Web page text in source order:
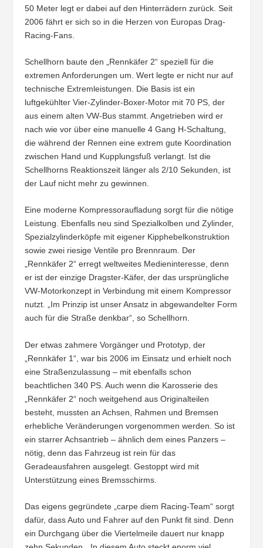
50 Meter legt er dabei auf den Hinterrädern zurück. Seit
2006 fährt er sich so in die Herzen von Europas Drag-
Racing-Fans.
Schellhorn baute den „Rennkäfer 2“ speziell für die
extremen Anforderungen um. Wert legte er nicht nur auf
technische Extremleistungen. Die Basis ist ein
luftgekühlter Vier-Zylinder-Boxer-Motor mit 70 PS, der
aus einem alten VW-Bus stammt. Angetrieben wird er
nach wie vor über eine manuelle 4 Gang H-Schaltung,
die während der Rennen eine extrem gute Koordination
zwischen Hand und Kupplungsfuß verlangt. Ist die
Schellhorns Reaktionszeit länger als 2/10 Sekunden, ist
der Lauf nicht mehr zu gewinnen.
Eine moderne Kompressoraufladung sorgt für die nötige
Leistung. Ebenfalls neu sind Spezialkolben und Zylinder,
Spezialzylinderköpfe mit eigener Kipphebelkonstruktion
sowie zwei riesige Ventile pro Brennraum. Der
„Rennkäfer 2“ erregt weltweites Medieninteresse, denn
er ist der einzige Dragster-Käfer, der das ursprüngliche
VW-Motorkonzept in Verbindung mit einem Kompressor
nutzt. „Im Prinzip ist unser Ansatz in abgewandelter Form
auch für die Straße denkbar“, so Schellhorn.
Der etwas zahmere Vorgänger und Prototyp, der
„Rennkäfer 1“, war bis 2006 im Einsatz und erhielt noch
eine Straßenzulassung – mit ebenfalls schon
beachtlichen 340 PS. Auch wenn die Karosserie des
„Rennkäfer 2“ noch weitgehend aus Originalteilen
besteht, mussten an Achsen, Rahmen und Bremsen
erhebliche Veränderungen vorgenommen werden. So ist
ein starrer Achsantrieb – ähnlich dem eines Panzers –
nötig, denn das Fahrzeug ist rein für das
Geradeausfahren ausgelegt. Gestoppt wird mit
Unterstützung eines Bremsschirms.
Das eigens gegründete „carpe diem Racing-Team“ sorgt
dafür, dass Auto und Fahrer auf den Punkt fit sind. Denn
ein Durchgang über die Viertelmeile dauert nur knapp